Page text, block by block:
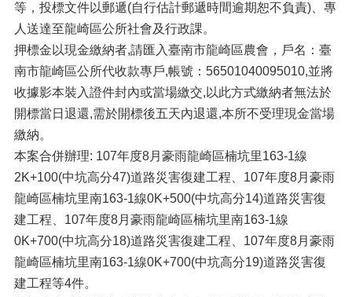
等，投標文件以郵遞(自行估計郵遞時間逾期恕不負責)、專
人送達至龍崎區公所社會及行政課。
押標金以現金繳納者,請匯入臺南市龍崎區農會，戶名：臺
南市龍崎區公所代收款專戶,帳號：56501040095010,並將
收據影本裝入證件封內或當場繳交,以此方式繳納者無法於
開標當日退還,需於開標後五天內退還,本所不受理現金當場
繳納。
本案合併辦理: 107年度8月豪雨龍崎區楠坑里163-1線
2K+100(中坑高分47)道路災害復建工程、107年度8月豪雨
龍崎區楠坑里南163-1線0K+500(中坑高分14)道路災害復
建工程、107年度8月豪雨龍崎區楠坑里南163-1線
0K+700(中坑高分18)道路災害復建工程、107年度8月豪雨
龍崎區楠坑里南163-1線0K+700(中坑高分19)道路災害復
建工程等4件。